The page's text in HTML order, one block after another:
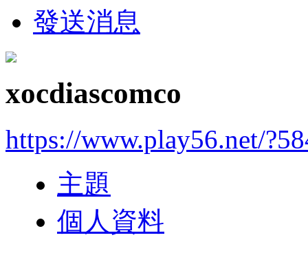
發送消息
xocdiascomco
https://www.play56.net/
主題
個人資料